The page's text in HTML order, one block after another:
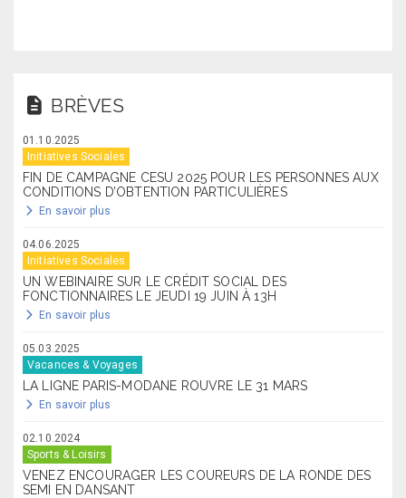
BRÈVES
01.10.2025
Initiatives Sociales
FIN DE CAMPAGNE CESU 2025 POUR LES PERSONNES AUX
CONDITIONS D’OBTENTION PARTICULIÈRES
En savoir plus
04.06.2025
Initiatives Sociales
UN WEBINAIRE SUR LE CRÉDIT SOCIAL DES
FONCTIONNAIRES LE JEUDI 19 JUIN À 13H
En savoir plus
05.03.2025
Vacances & Voyages
LA LIGNE PARIS-MODANE ROUVRE LE 31 MARS
En savoir plus
02.10.2024
Sports & Loisirs
VENEZ ENCOURAGER LES COUREURS DE LA RONDE DES
SEMI EN DANSANT